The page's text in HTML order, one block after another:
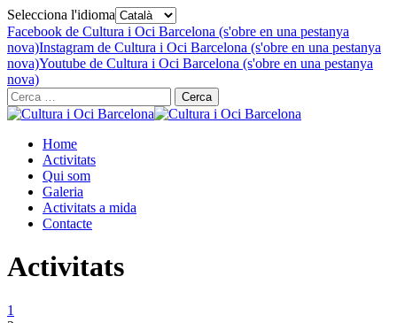
Selecciona l'idioma
Facebook de Cultura i Oci Barcelona (s'obre en una pestanya
nova)Instagram de Cultura i Oci Barcelona (s'obre en una pestanya
nova)Youtube de Cultura i Oci Barcelona (s'obre en una pestanya
nova)
Cerca:
Home
Activitats
Qui som
Galeria
Activitats a mida
Contacte
Activitats
1